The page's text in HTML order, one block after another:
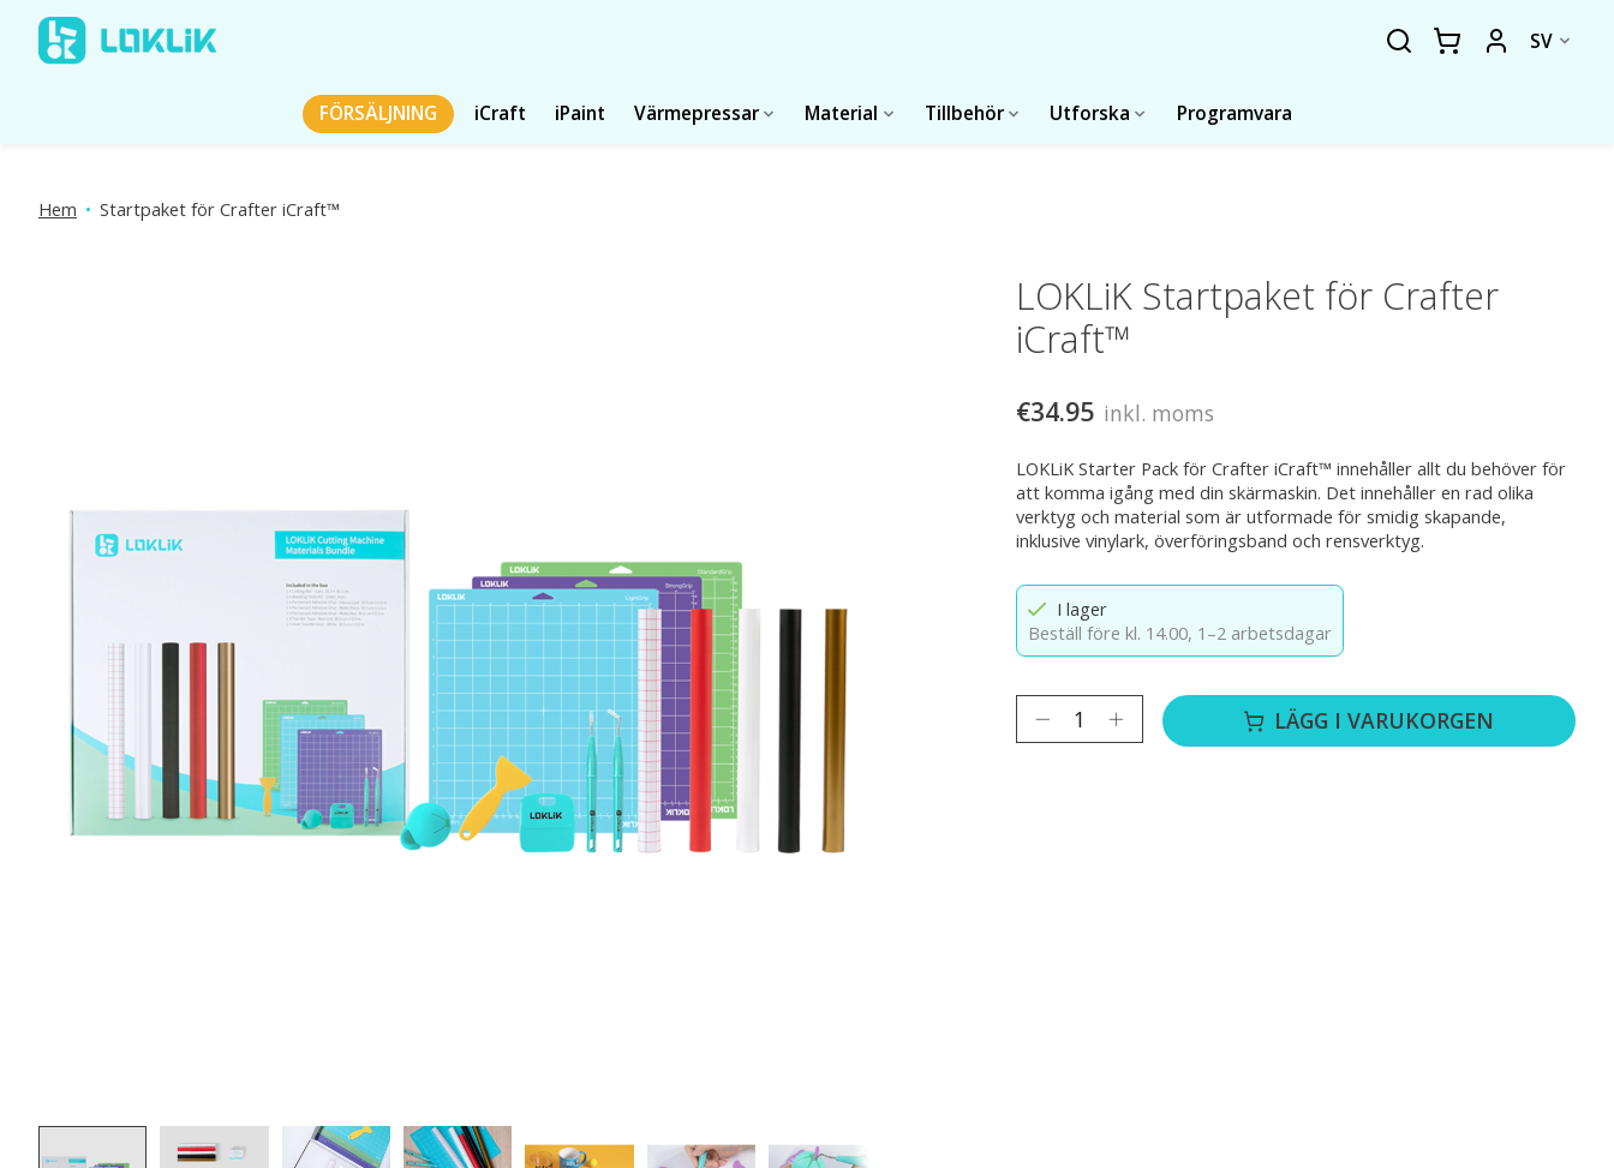
SV
FÖRSÄLJNING iCraft iPaint Värmepressar Material Tillbehör Utforska Programvara
Hem • Startpaket för Crafter iCraft™
LOKLiK Startpaket för Crafter
iCraft™
€34.95 inkl. moms
LOKLiK Starter Pack för Crafter iCraft™ innehåller allt du behöver för
att komma igång med din skärmaskin. Det innehåller en rad olika
verktyg och material som är utformade för smidig skapande,
inklusive vinylark, överföringsband och rensverktyg.
I lager
Beställ före kl. 14.00, 1–2 arbetsdagar
LÄGG I VARUKORGEN